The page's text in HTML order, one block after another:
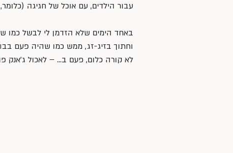
עבור הילדים, עם אוכל של חגיגה
באחד הימים שלא הזדמן לי לבשל כמו
וחתוך בזיג-זג, ממש כמו שהיה פעם
לא קורה כלום, פעם ב… – לאכול ג׳אנק